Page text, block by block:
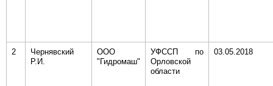
2
Чернявский
Р.И.
ООО
"Гидромаш"
УФССП по
Орловской
области
03.05.2018